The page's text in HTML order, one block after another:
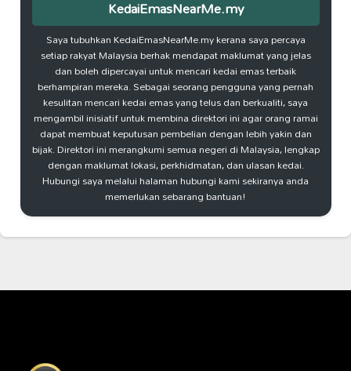
KedaiEmasNearMe.my
Saya tubuhkan KedaiEmasNearMe.my kerana saya percaya
setiap rakyat Malaysia berhak mendapat maklumat yang jelas
dan boleh dipercayai untuk mencari kedai emas terbaik
berhampiran mereka. Sebagai seorang pengguna yang pernah
kesulitan mencari kedai emas yang telus dan berkualiti, saya
mengambil inisiatif untuk membina direktori ini agar orang ramai
dapat membuat keputusan pembelian dengan lebih yakin dan
bijak. Direktori ini merangkumi semua negeri di Malaysia, lengkap
dengan maklumat lokasi, perkhidmatan, dan ulasan kedai.
Hubungi saya melalui halaman hubungi kami sekiranya anda
memerlukan sebarang bantuan!